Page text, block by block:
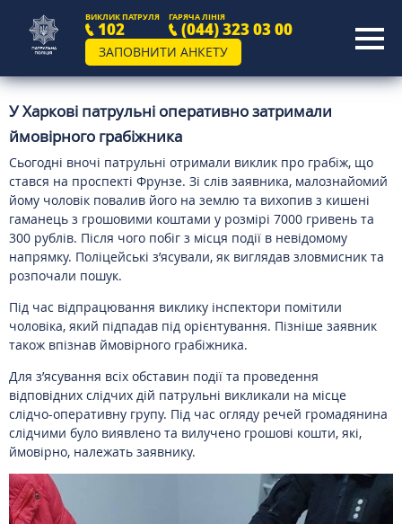
ВИКЛИК ПАТРУЛЯ
102
ГАРЯЧА ЛІНІЯ
(044) 323 03 00
ЗАПОВНИТИ АНКЕТУ
У Харкові патрульні оперативно затримали
ймовірного грабіжника
Сьогодні вночі патрульні отримали виклик про грабіж, що
стався на проспекті Фрунзе. Зі слів заявника, малознайомий
йому чоловік повалив його на землю та вихопив з кишені
гаманець з грошовими коштами у розмірі 7000 гривень та
300 рублів. Після чого побіг з місця події в невідомому
напрямку. Поліцейські з’ясували, як виглядав зловмисник та
розпочали пошук.
Під час відпрацювання виклику інспектори помітили
чоловіка, який підпадав під орієнтування. Пізніше заявник
також впізнав ймовірного грабіжника.
Для з’ясування всіх обставин події та проведення
відповідних слідчих дій патрульні викликали на місце
слідчо-оперативну групу. Під час огляду речей громадянина
слідчими було виявлено та вилучено грошові кошти, які,
ймовірно, належать заявнику.